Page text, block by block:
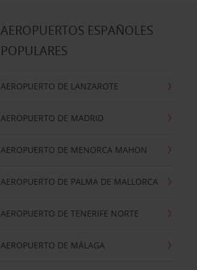
AEROPUERTOS ESPAÑOLES
POPULARES
AEROPUERTO DE LANZAROTE
AEROPUERTO DE MADRID
AEROPUERTO DE MENORCA MAHON
AEROPUERTO DE PALMA DE MALLORCA
AEROPUERTO DE TENERIFE NORTE
AEROPUERTO DE MÁLAGA